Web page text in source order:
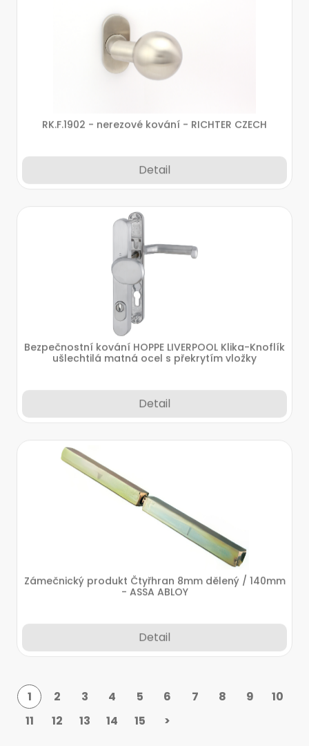
RK.F.1902 - nerezové kování - RICHTER CZECH
Detail
Bezpečnostní kování HOPPE LIVERPOOL Klika-Knoflík
ušlechtilá matná ocel s překrytím vložky
Detail
Zámečnický produkt Čtyřhran 8mm dělený / 140mm
- ASSA ABLOY
Detail
1 2 3 4 5 6 7 8 9
10
11
12 13 14 15 >